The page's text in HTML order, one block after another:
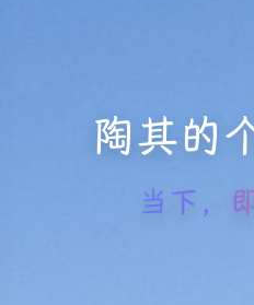
陶其的
当下，